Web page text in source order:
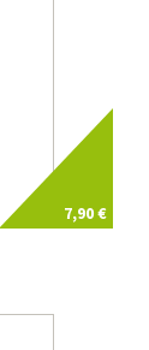
7,90 €